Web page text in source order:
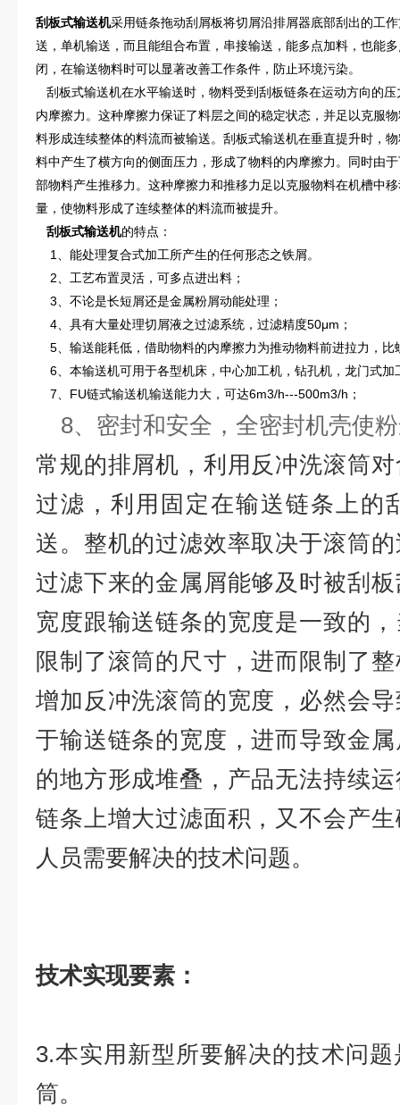
刮板式输送机采用链条拖动刮屑板将切屑沿排屑器底部刮出的工
送，单机输送，而且能组合布置，串接输送，能多点加料，也能
闭，在输送物料时可以显著改善工作条件，防止环境污染。
刮板式输送机在水平输送时，物料受到刮板链条在运动方向的
内摩擦力。这种摩擦力保证了料层之间的稳定状态，并足以克服
料形成连续整体的料流而被输送。刮板式输送机在垂直提升时，
料中产生了横方向的侧面压力，形成了物料的内摩擦力。同时由
部物料产生推移力。这种摩擦力和推移力足以克服物料在机槽中
量，使物料形成了连续整体的料流而被提升。
刮板式输送机的特点：
1、能处理复合式加工所产生的任何形态之铁屑。
2、工艺布置灵活，可多点进出料；
3、不论是长短屑还是金属粉屑动能处理；
4、具有大量处理切屑液之过滤系统，过滤精度50μm；
5、输送能耗低，借助物料的内摩擦力为推动物料前进拉力，比
6、本输送机可用于各型机床，中心加工机，钻孔机，龙门式加
7、FU链式输送机输送能力大，可达6m3/h---500m3/h；
8、密封和安全，全密封机壳使
常规的排屑机，利用反冲洗滚筒
过滤，利用固定在输送链条上的
送。整机的过滤效率取决于滚筒
过滤下来的金属屑能够及时被刮
宽度跟输送链条的宽度是一致的
限制了滚筒的尺寸，进而限制了
增加反冲洗滚筒的宽度，必然会
于输送链条的宽度，进而导致金
的地方形成堆叠，产品无法持续
链条上增大过滤面积，又不会产
人员需要解决的技术问题。
技术实现要素：
3.本实用新型所要解决的技术问
筒。